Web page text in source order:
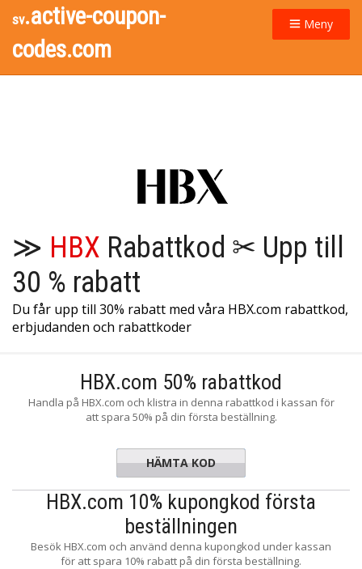
sv.active-coupon-
codes.com
Meny
≫ HBX Rabattkod ✂ Upp till
30 % rabatt
Du får upp till 30% rabatt med våra HBX.com rabattkod,
erbjudanden och rabattkoder
HBX.com 50% rabattkod
Handla på HBX.com och klistra in denna rabattkod i kassan för
att spara 50% på din första beställning.
FS200
HÄMTA KOD
HBX.com 10% kupongkod första
beställningen
Besök HBX.com och använd denna kupongkod under kassan
för att spara 10% rabatt på din första beställning.